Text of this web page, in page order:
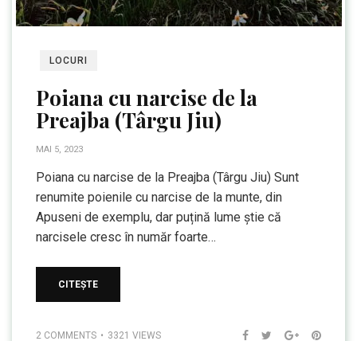
LOCURI
Poiana cu narcise de la
Preajba (Târgu Jiu)
MAI 5, 2023
Poiana cu narcise de la Preajba (Târgu Jiu) Sunt
renumite poienile cu narcise de la munte, din
Apuseni de exemplu, dar puțină lume știe că
narcisele cresc în număr foarte…
CITEȘTE
2 COMMENTS 3321 VIEWS